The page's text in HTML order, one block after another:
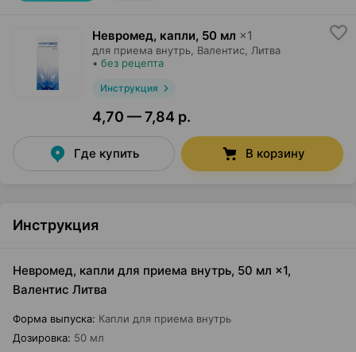
Невромед, капли, 50 мл ×1
для приема внутрь, Валентис , Литва
• без рецепта
Инструкция
4,70 — 7,84 р.
Где купить В корзину
Инструкция
Невромед, капли для приема внутрь, 50 мл ×1,
Валентис Литва
Форма выпуска: Капли для приема внутрь
Дозировка: 50 мл